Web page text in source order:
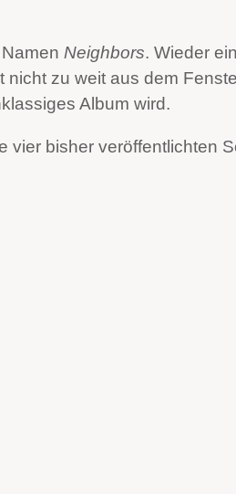
Neighbors. Wieder
zu weit aus dem
Album wird.
vier bisher veröffentlichten